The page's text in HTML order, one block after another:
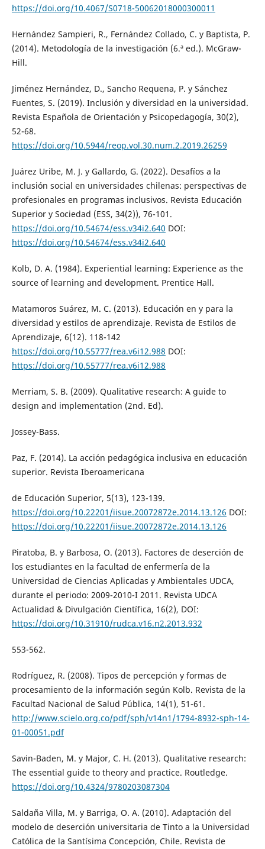
https://doi.org/10.4067/S0718-50062018000300011
Hernández Sampieri, R., Fernández Collado, C. y Baptista, P.
(2014). Metodología de la investigación (6.ª ed.). McGraw-
Hill.
Jiménez Hernández, D., Sancho Requena, P. y Sánchez
Fuentes, S. (2019). Inclusión y diversidad en la universidad.
Revista Española de Orientación y Psicopedagogía, 30(2),
52-68.
https://doi.org/10.5944/reop.vol.30.num.2.2019.26259
Juárez Uribe, M. J. y Gallardo, G. (2022). Desafíos a la
inclusión social en universidades chilenas: perspectivas de
profesionales en programas inclusivos. Revista Educación
Superior y Sociedad (ESS, 34(2)), 76-101.
https://doi.org/10.54674/ess.v34i2.640 DOI:
https://doi.org/10.54674/ess.v34i2.640
Kolb, D. A. (1984). Experiential learning: Experience as the
source of learning and development. Prentice Hall.
Matamoros Suárez, M. C. (2013). Educación en y para la
diversidad y estilos de aprendizaje. Revista de Estilos de
Aprendizaje, 6(12). 118-142
https://doi.org/10.55777/rea.v6i12.988 DOI:
https://doi.org/10.55777/rea.v6i12.988
Merriam, S. B. (2009). Qualitative research: A guide to
design and implementation (2nd. Ed).
Jossey-Bass.
Paz, F. (2014). La acción pedagógica inclusiva en educación
superior. Revista Iberoamericana
de Educación Superior, 5(13), 123-139.
https://doi.org/10.22201/iisue.20072872e.2014.13.126 DOI:
https://doi.org/10.22201/iisue.20072872e.2014.13.126
Piratoba, B. y Barbosa, O. (2013). Factores de deserción de
los estudiantes en la facultad de enfermería de la
Universidad de Ciencias Aplicadas y Ambientales UDCA,
durante el periodo: 2009-2010-I 2011. Revista UDCA
Actualidad & Divulgación Científica, 16(2), DOI:
https://doi.org/10.31910/rudca.v16.n2.2013.932
553-562.
Rodríguez, R. (2008). Tipos de percepción y formas de
procesamiento de la información según Kolb. Revista de la
Facultad Nacional de Salud Pública, 14(1), 51-61.
http://www.scielo.org.co/pdf/sph/v14n1/1794-8932-sph-14-
01-00051.pdf
Savin-Baden, M. y Major, C. H. (2013). Qualitative research:
The essential guide to theory and practice. Routledge.
https://doi.org/10.4324/9780203087304
Saldaña Villa, M. y Barriga, O. A. (2010). Adaptación del
modelo de deserción universitaria de Tinto a la Universidad
Católica de la Santísima Concepción, Chile. Revista de